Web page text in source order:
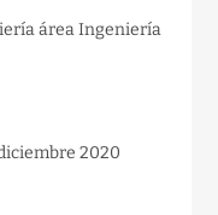
área Ingeniería
2020